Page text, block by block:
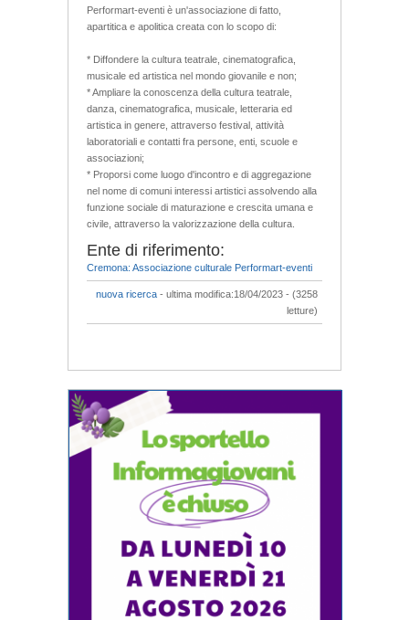
Performart-eventi è un'associazione di fatto,
apartitica e apolitica creata con lo scopo di:
* Diffondere la cultura teatrale, cinematografica,
musicale ed artistica nel mondo giovanile e non;
* Ampliare la conoscenza della cultura teatrale,
danza, cinematografica, musicale, letteraria ed
artistica in genere, attraverso festival, attività
laboratoriali e contatti fra persone, enti, scuole e
associazioni;
* Proporsi come luogo d'incontro e di aggregazione
nel nome di comuni interessi artistici assolvendo alla
funzione sociale di maturazione e crescita umana e
civile, attraverso la valorizzazione della cultura.
Ente di riferimento:
Cremona: Associazione culturale Performart-eventi
nuova ricerca - ultima modifica:18/04/2023 - (3258
letture)